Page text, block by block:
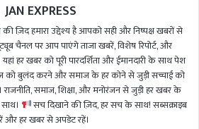
JAN EXPRESS
ज़िद हमारा उद्देश्य है आपको सही और निष्पक्ष खबरों से
चैनल पर आप पाएंगे ताजा खबरें, विशेष रिपोर्ट, और
हर खबर को पूरी पारदर्शिता और ईमानदारी के साथ पेश
को बुलंद करने और समाज के हर कोने से जुड़ी सच्चाई को
राजनीति, समाज, शिक्षा, और मनोरंजन से जुड़ी हर खबर के
सच दिखाने की ज़िद, हर सच के साथ! सब्सक्राइब
और हर खबर से अपडेट रहें।